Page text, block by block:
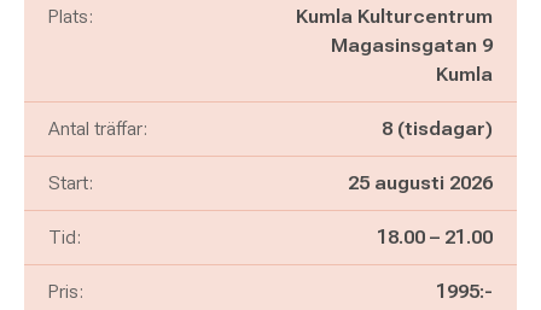
Plats:
Kumla Kulturcentrum
Magasinsgatan 9
Kumla
Antal träffar: 8 (tisdagar)
Start: 25 augusti 2026
Tid: Pågår mellan
18.00 – och
21.00
Pris: 1995:-